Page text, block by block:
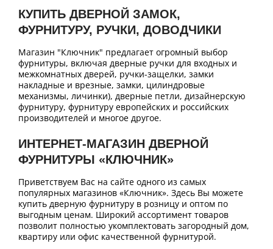
КУПИТЬ ДВЕРНОЙ ЗАМОК,
ФУРНИТУРУ, РУЧКИ, ДОВОДЧИКИ
Магазин "Ключник" предлагает огромный выбор
фурнитуры, включая дверные ручки для входных и
межкомнатных дверей, ручки-защелки, замки
накладные и врезные, замки, цилиндровые
механизмы, личинки), дверные петли, дизайнерскую
фурнитуру, фурнитуру европейских и российских
производителей и многое другое.
ИНТЕРНЕТ-МАГАЗИН ДВЕРНОЙ
ФУРНИТУРЫ «КЛЮЧНИК»
Приветствуем Вас на сайте одного из самых
популярных магазинов «Ключник». Здесь Вы можете
купить дверную фурнитуру в розницу и оптом по
выгодным ценам. Широкий ассортимент товаров
позволит полностью укомплектовать загородный дом,
квартиру или офис качественной фурнитурой.